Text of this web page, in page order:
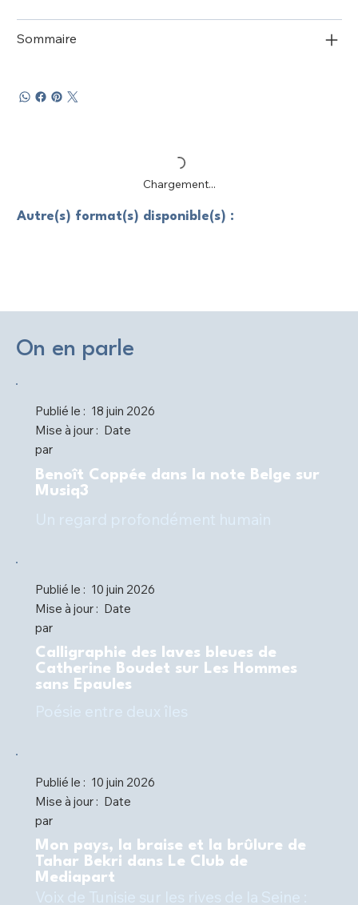
Autre(s) format(s) disponible(s) :
Sommaire
Chargement...
On en parle
Publié le : 18 juin 2026
Mise à jour : Date
par
Benoît Coppée dans la note Belge sur
Musiq3
Publié le : 10 juin 2026
Mise à jour : Date
par
Calligraphie des laves bleues de
Catherine Boudet sur Les Hommes
sans Epaules
Publié le : 10 juin 2026
Mise à jour : Date
par
Mon pays, la braise et la brûlure de
Tahar Bekri dans Le Club de
Mediapart